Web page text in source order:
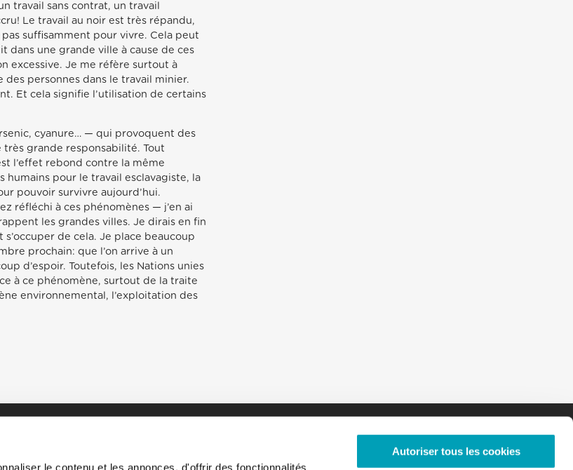
le contenu et les annonces, d'offrir des fonctionnalités
Autoriser tous les cookies
travail sans contrat, un travail
Le travail au noir est très répandu,
suffisamment pour vivre. Cela peut
dans une grande ville à cause de ces
excessive. Je me réfère surtout à
des personnes dans le travail minier.
Et cela signifie l’utilisation de certains
cyanure… — qui provoquent des
très grande responsabilité. Tout
l’effet rebond contre la même
pour le travail esclavagiste, la
pouvoir survivre aujourd’hui.
réfléchi à ces phénomènes — j’en ai
les grandes villes. Je dirais en fin
de cela. Je place beaucoup
prochain: que l’on arrive à un
d’espoir. Toutefois, les Nations unies
à ce phénomène, surtout de la traite
environnemental, l’exploitation des